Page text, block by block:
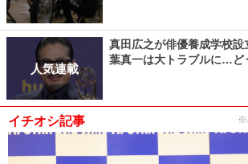
人気連載
真田広之が俳優養成学校
葉真一は大トラブルに…ど
イチオシ記事 ※